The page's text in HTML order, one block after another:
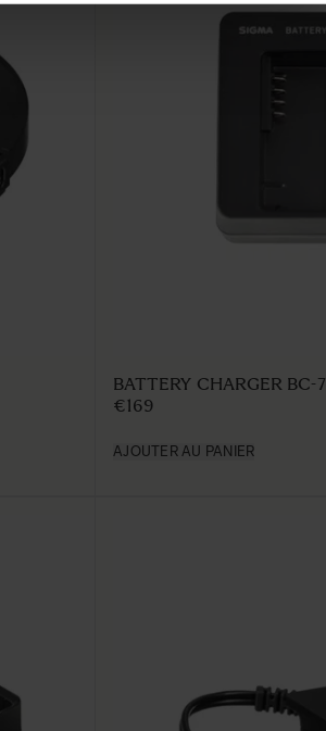
LARGE HAND GRIP HG-21
€169
AJOUTER AU PANIER